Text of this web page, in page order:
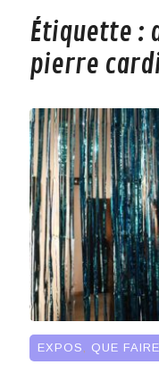
Étiquette :
pierre
EXPOS QUE